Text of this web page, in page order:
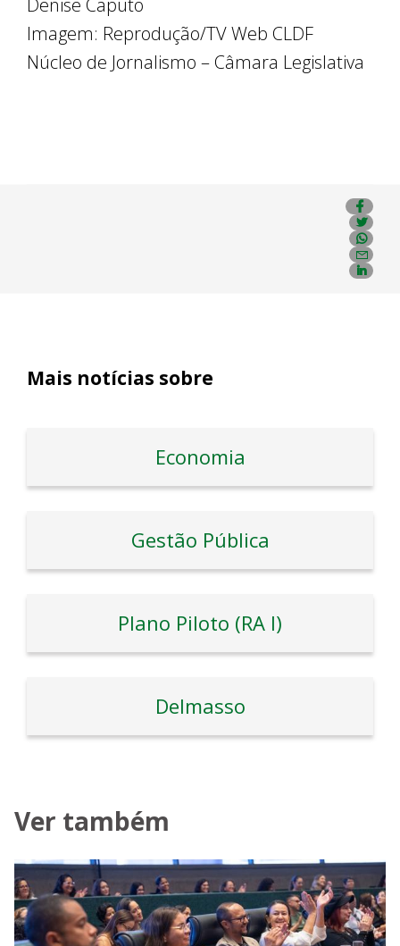
Denise Caputo
Imagem: Reprodução/TV Web CLDF
Núcleo de Jornalismo – Câmara Legislativa
Mais notícias sobre
Economia
Gestão Pública
Plano Piloto (RA I)
Delmasso
Ver também